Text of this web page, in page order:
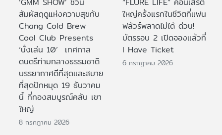
สัมผัสฤดูแห่งความสุขกับ
Chang Cold Brew
Cool Club Presents
‘นั่งเล่น 10’ เทศกาล
ดนตรีท่ามกลางธรรมชาติ
บรรยากาศดีที่สุดและสบาย
ที่สุดปักหมุด 19 ธันวาคม
นี้ ที่ทองสมบูรณ์คลับ เขา
ใหญ่
8 กรกฎาคม 2026
ใหญ่ครั้งแรกในชีวิตที่แฟน
ฟลัวร์พลาดไม่ได้ ด่วน!
บัตรรอบ 2 เปิดจองแล้วที่
I Have Ticket
6 กรกฎาคม 2026